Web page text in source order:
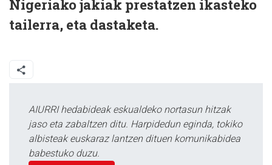
Nigeriako jakiak prestatzen ikasteko
tailerra, eta dastaketa.
AIURRI hedabideak eskualdeko nortasun hitzak
jaso eta zabaltzen ditu. Harpidedun eginda, tokiko
albisteak euskaraz lantzen dituen komunikabidea
babestuko duzu.